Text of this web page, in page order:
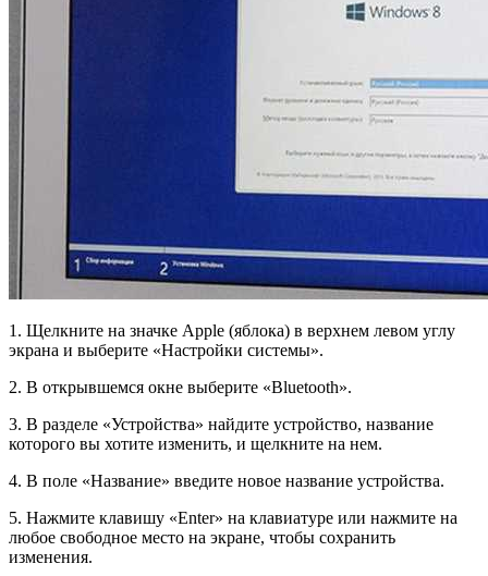
1. Щелкните на значке Apple (яблока) в верхнем левом углу
экрана и выберите «Настройки системы».
2. В открывшемся окне выберите «Bluetooth».
3. В разделе «Устройства» найдите устройство, название
которого вы хотите изменить, и щелкните на нем.
4. В поле «Название» введите новое название устройства.
5. Нажмите клавишу «Enter» на клавиатуре или нажмите на
любое свободное место на экране, чтобы сохранить
изменения.